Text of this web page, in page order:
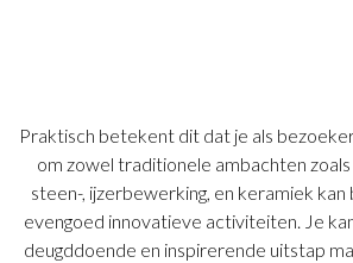
Praktisch betekent dit dat je als
om zowel traditionele ambachten
steen-, ijzerbewerking, en keramiek
evengoed innovatieve activiteiten. Je
deugddoende en inspirerende uitstap